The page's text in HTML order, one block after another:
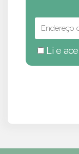
Li e